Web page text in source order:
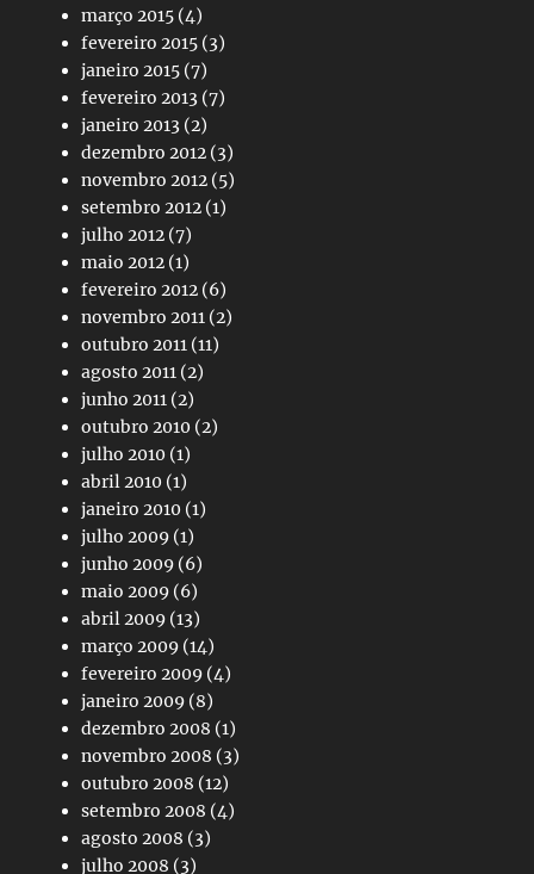
março 2015 (4)
fevereiro 2015 (3)
janeiro 2015 (7)
fevereiro 2013 (7)
janeiro 2013 (2)
dezembro 2012 (3)
novembro 2012 (5)
setembro 2012 (1)
julho 2012 (7)
maio 2012 (1)
fevereiro 2012 (6)
novembro 2011 (2)
outubro 2011 (11)
agosto 2011 (2)
junho 2011 (2)
outubro 2010 (2)
julho 2010 (1)
abril 2010 (1)
janeiro 2010 (1)
julho 2009 (1)
junho 2009 (6)
maio 2009 (6)
abril 2009 (13)
março 2009 (14)
fevereiro 2009 (4)
janeiro 2009 (8)
dezembro 2008 (1)
novembro 2008 (3)
outubro 2008 (12)
setembro 2008 (4)
agosto 2008 (3)
julho 2008 (3)